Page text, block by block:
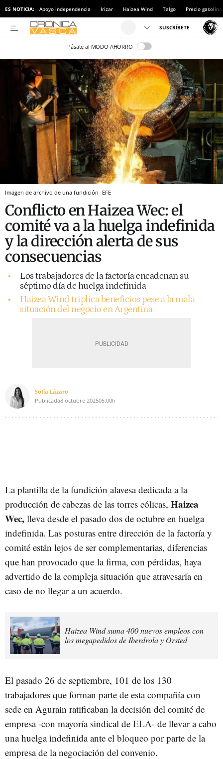
ES NOTICIA: Apoyo independencia Irizar Haizea Wind Talgo Precio gasolina
Pásate al MODO AHORRO
Imagen de archivo de una fundición EFE
Conflicto en Haizea Wec: el
comité va a la huelga indefinida
y la dirección alerta de sus
consecuencias
Los trabajadores de la factoría encadenan su
séptimo día de huelga indefinida
Haizea Wind triplica beneficios pese a la mala
situación del negocio en Argentina
Sofía Lázaro
Publicada8 octubre 202505:00h
La plantilla de la fundición alavesa dedicada a la
producción de cabezas de las torres eólicas, Haizea
Wec, lleva desde el pasado dos de octubre en huelga
indefinida. Las posturas entre dirección de la factoría y
comité están lejos de ser complementarias, diferencias
que han provocado que la firma, con pérdidas, haya
advertido de la compleja situación que atravesaría en
caso de no llegar a un acuerdo.
Haizea Wind suma 400 nuevos empleos con
los megapedidos de Iberdrola y Orsted
El pasado 26 de septiembre, 101 de los 130
trabajadores que forman parte de esta compañía con
sede en Agurain ratificaban la decisión del comité de
empresa -con mayoría sindical de ELA- de llevar a cabo
una huelga indefinida ante el bloqueo por parte de la
empresa de la negociación del convenio.